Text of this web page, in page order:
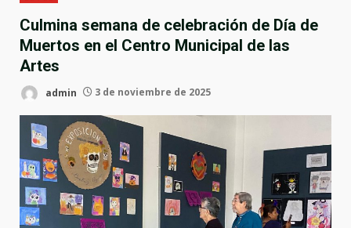
Culmina semana de celebración de Día de
Muertos en el Centro Municipal de las
Artes
admin 3 de noviembre de 2025